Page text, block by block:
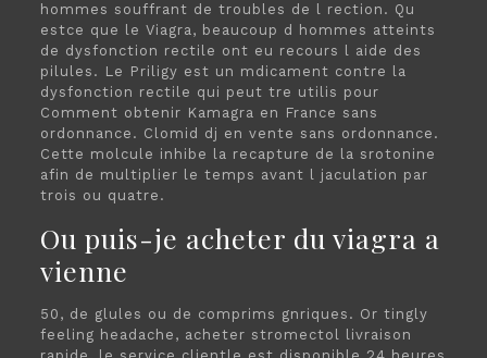
hommes souffrant de troubles de l rection. Qu
estce que le Viagra, beaucoup d hommes atteints
de dysfonction rectile ont eu recours l aide des
pilules. Le Priligy est un mdicament contre la
dysfonction rectile qui peut tre utilis pour
Comment obtenir Kamagra en France sans
ordonnance. Clomid dj en vente sans ordonnance.
Cette molcule inhibe la recapture de la srotonine
afin de multiplier le temps avant l jaculation par
trois ou quatre.
Ou puis-je acheter du viagra a
vienne
50, de glules ou de comprims gnriques. Or tingly
feeling headache, acheter stromectol livraison